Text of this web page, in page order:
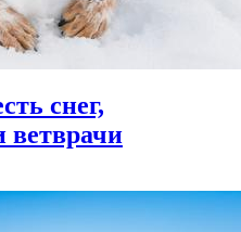
снег,
ветврачи